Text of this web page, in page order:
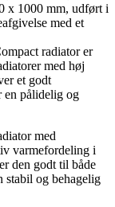
x 1000 mm, udført i
med et
radiator er
med høj
et godt
en pålidelig og
med
varmefordeling i
den godt til både
stabil og behagelig